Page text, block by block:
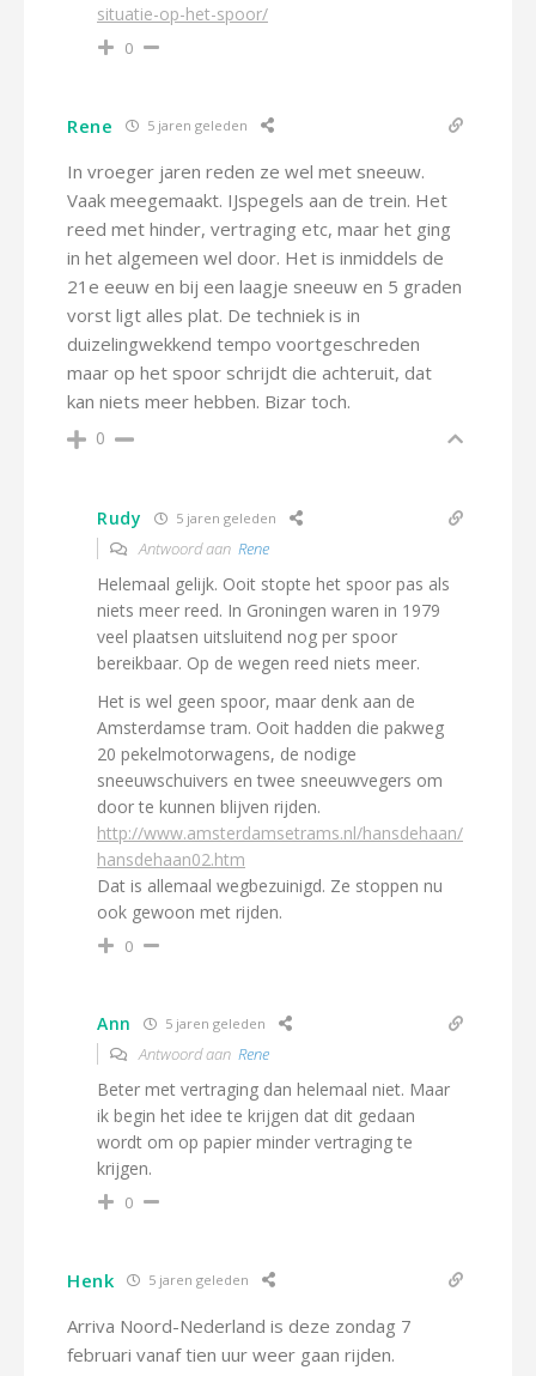
situatie-op-het-spoor/
0
Rene 5 jaren geleden
In vroeger jaren reden ze wel met sneeuw.
Vaak meegemaakt. IJspegels aan de trein. Het
reed met hinder, vertraging etc, maar het ging
in het algemeen wel door. Het is inmiddels de
21e eeuw en bij een laagje sneeuw en 5 graden
vorst ligt alles plat. De techniek is in
duizelingwekkend tempo voortgeschreden
maar op het spoor schrijdt die achteruit, dat
kan niets meer hebben. Bizar toch.
0
Rudy 5 jaren geleden
Antwoord aan Rene
Helemaal gelijk. Ooit stopte het spoor pas als
niets meer reed. In Groningen waren in 1979
veel plaatsen uitsluitend nog per spoor
bereikbaar. Op de wegen reed niets meer.
Het is wel geen spoor, maar denk aan de
Amsterdamse tram. Ooit hadden die pakweg
20 pekelmotorwagens, de nodige
sneeuwschuivers en twee sneeuwvegers om
door te kunnen blijven rijden.
http://www.amsterdamsetrams.nl/hansdehaan/
hansdehaan02.htm
Dat is allemaal wegbezuinigd. Ze stoppen nu
ook gewoon met rijden.
0
Ann 5 jaren geleden
Antwoord aan Rene
Beter met vertraging dan helemaal niet. Maar
ik begin het idee te krijgen dat dit gedaan
wordt om op papier minder vertraging te
krijgen.
0
Henk 5 jaren geleden
Arriva Noord-Nederland is deze zondag 7
februari vanaf tien uur weer gaan rijden.